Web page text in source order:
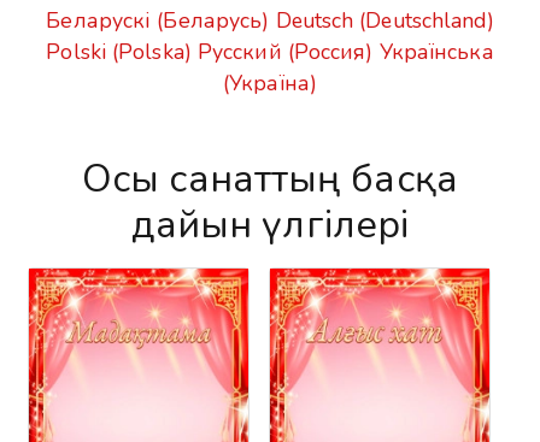
Беларускі (Беларусь) Deutsch (Deutschland)
Polski (Polska) Русский (Россия) Українська
(Україна)
Осы санаттың басқа
дайын үлгілері